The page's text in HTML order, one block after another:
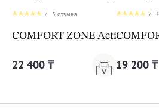
/ 3 отзыва
COMFORT ZONE Active
22 400 ₸
/ 1
19 200 ₸